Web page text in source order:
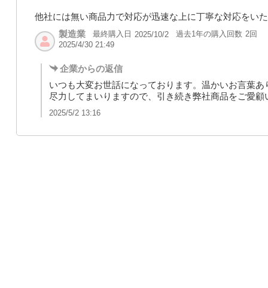
他社には無い商品力で対応が迅速な上に丁寧な対応をいた
製造業
最終購入日 2025/10/2 過去1年の購入回数 2回
2025/4/30 21:49
企業からの返信
いつも大変お世話になっております。温かいお言葉
尽力してまいりますので、引き続き弊社商品をご愛
2025/5/2 13:16